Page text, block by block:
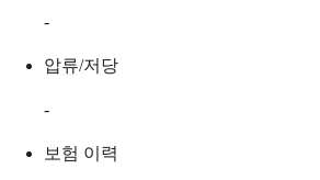
-
압류/저당
-
보험 이력